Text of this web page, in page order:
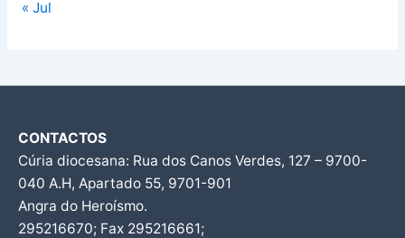
« Jul
CONTACTOS
Cúria diocesana: Rua dos Canos Verdes, 127 – 9700-
040 A.H, Apartado 55, 9701-901
Angra do Heroísmo.
295216670; Fax 295216661;